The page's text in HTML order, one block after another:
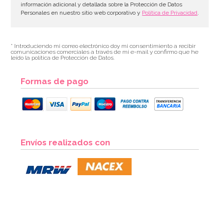
información adicional y detallada sobre la Protección de Datos
Personales en nuestro sitio web corporativo y Política de Privacidad.
* Introduciendo mi correo electrónico doy mi consentimiento a recibir
comunicaciones comerciales a través de mi e-mail y confirmo que he
leído la política de Protección de Datos.
Formas de pago
Envíos realizados con